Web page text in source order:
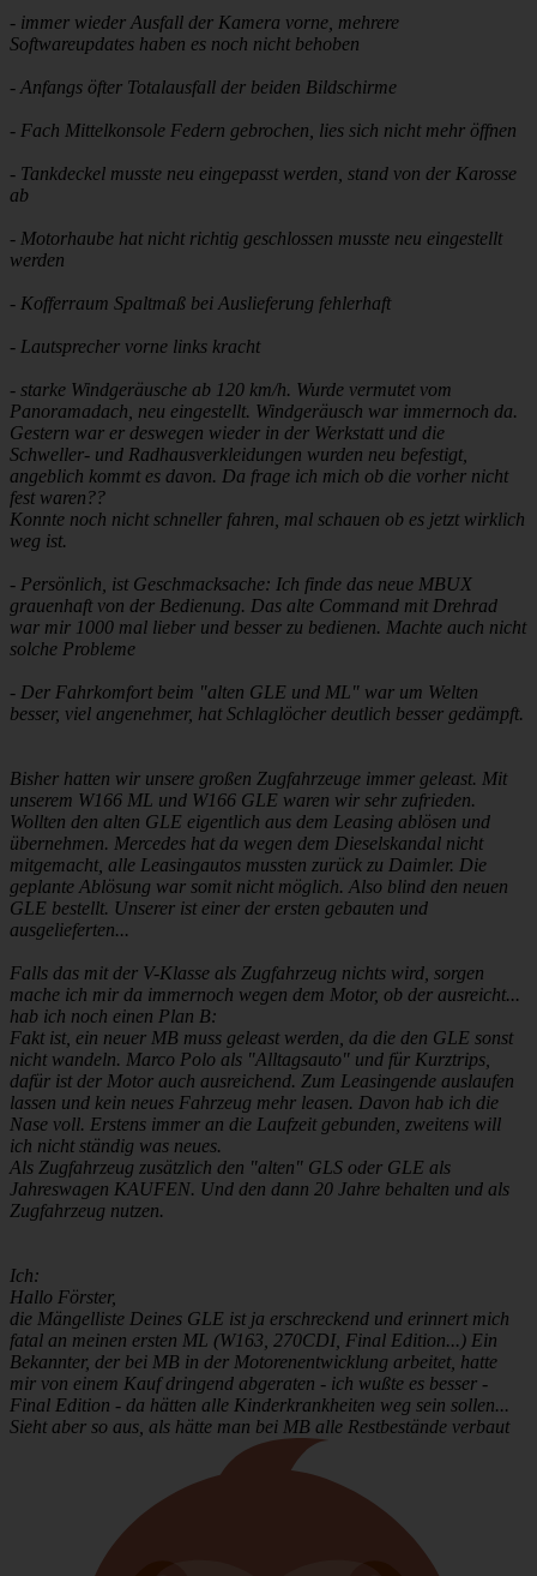
- immer wieder Ausfall der Kamera vorne, mehrere
Softwareupdates haben es noch nicht behoben
- Anfangs öfter Totalausfall der beiden Bildschirme
- Fach Mittelkonsole Federn gebrochen, lies sich nicht mehr öffnen
- Tankdeckel musste neu eingepasst werden, stand von der Karosse
ab
- Motorhaube hat nicht richtig geschlossen musste neu eingestellt
werden
- Kofferraum Spaltmaß bei Auslieferung fehlerhaft
- Lautsprecher vorne links kracht
- starke Windgeräusche ab 120 km/h. Wurde vermutet vom
Panoramadach, neu eingestellt. Windgeräusch war immernoch da.
Gestern war er deswegen wieder in der Werkstatt und die
Schweller- und Radhausverkleidungen wurden neu befestigt,
angeblich kommt es davon. Da frage ich mich ob die vorher nicht
fest waren??
Konnte noch nicht schneller fahren, mal schauen ob es jetzt wirklich
weg ist.
- Persönlich, ist Geschmacksache: Ich finde das neue MBUX
grauenhaft von der Bedienung. Das alte Command mit Drehrad
war mir 1000 mal lieber und besser zu bedienen. Machte auch nicht
solche Probleme
- Der Fahrkomfort beim "alten GLE und ML" war um Welten
besser, viel angenehmer, hat Schlaglöcher deutlich besser gedämpft.
Bisher hatten wir unsere großen Zugfahrzeuge immer geleast. Mit
unserem W166 ML und W166 GLE waren wir sehr zufrieden.
Wollten den alten GLE eigentlich aus dem Leasing ablösen und
übernehmen. Mercedes hat da wegen dem Dieselskandal nicht
mitgemacht, alle Leasingautos mussten zurück zu Daimler. Die
geplante Ablösung war somit nicht möglich. Also blind den neuen
GLE bestellt. Unserer ist einer der ersten gebauten und
ausgelieferten...
Falls das mit der V-Klasse als Zugfahrzeug nichts wird, sorgen
mache ich mir da immernoch wegen dem Motor, ob der ausreicht...
hab ich noch einen Plan B:
Fakt ist, ein neuer MB muss geleast werden, da die den GLE sonst
nicht wandeln. Marco Polo als "Alltagsauto" und für Kurztrips,
dafür ist der Motor auch ausreichend. Zum Leasingende auslaufen
lassen und kein neues Fahrzeug mehr leasen. Davon hab ich die
Nase voll. Erstens immer an die Laufzeit gebunden, zweitens will
ich nicht ständig was neues.
Als Zugfahrzeug zusätzlich den "alten" GLS oder GLE als
Jahreswagen KAUFEN. Und den dann 20 Jahre behalten und als
Zugfahrzeug nutzen.
Ich:
Hallo Förster,
die Mängelliste Deines GLE ist ja erschreckend und erinnert mich
fatal an meinen ersten ML (W163, 270CDI, Final Edition...) Ein
Bekannter, der bei MB in der Motorenentwicklung arbeitet, hatte
mir von einem Kauf dringend abgeraten - ich wußte es besser -
Final Edition - da hätten alle Kinderkrankheiten weg sein sollen...
Sieht aber so aus, als hätte man bei MB alle Restbestände verbaut